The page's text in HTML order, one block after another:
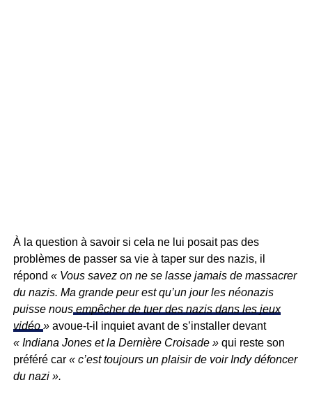
À la question à savoir si cela ne lui posait pas des
problèmes de passer sa vie à taper sur des nazis, il
répond « Vous savez on ne se lasse jamais de massacrer
du nazis. Ma grande peur est qu’un jour les néonazis
puisse nousempêcher de tuer des nazis dans les jeux
vidéo »avoue-t-il inquiet avant de s’installer devant
« Indiana Jones et la Dernière Croisade »qui reste son
préféré car « c’est toujours un plaisir de voir Indy défoncer
du nazi ».